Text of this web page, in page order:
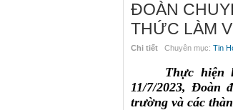
ĐOÀN
THỨC LÀM
Chi tiết Chuyên mục: Tin
Thực hiện
11/7/2023, Đoàn
trường và các